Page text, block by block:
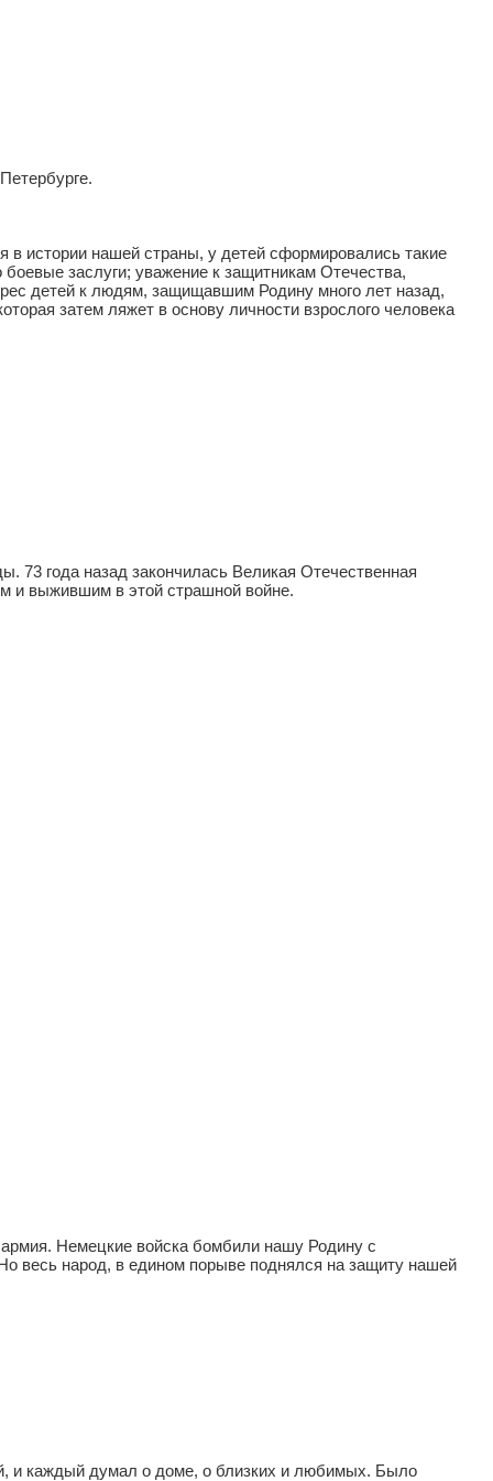
истории нашей страны, у детей сформировались такие
боевые заслуги; уважение к защитникам Отечества,
детей к людям, защищавшим Родину много лет назад,
затем ляжет в основу личности взрослого человека
73 года назад закончилась Великая Отечественная
и выжившим в этой страшной войне.
Немецкие войска бомбили нашу Родину с
весь народ, в едином порыве поднялся на защиту нашей
и каждый думал о доме, о близких и любимых. Было